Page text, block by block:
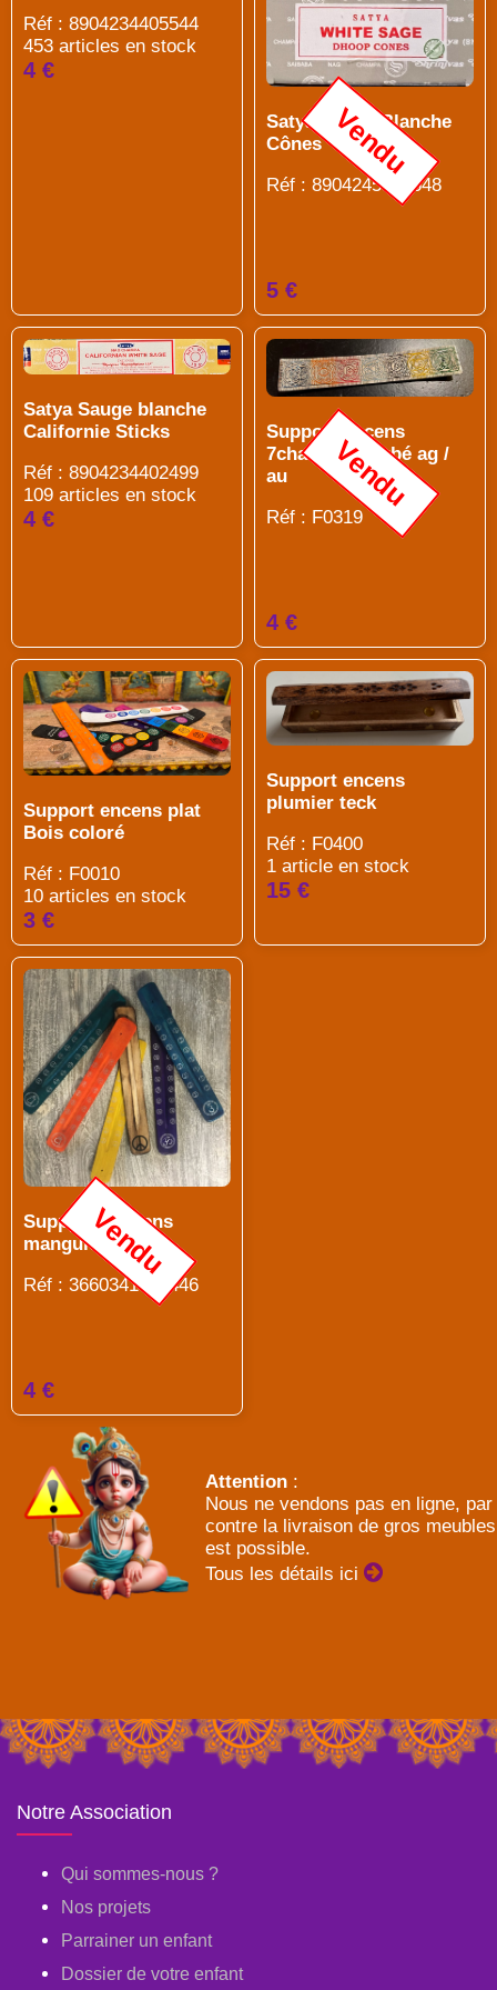
Réf : 8904234405544
453 articles en stock
4 €
Satya Sauge Blanche
Cônes
Réf : 8904245402648
Vendu
5 €
Satya Sauge blanche
Californie Sticks
Réf : 8904234402499
109 articles en stock
4 €
Support encens
7chakras courbé ag /
au
Réf : F0319
Vendu
4 €
Support encens plat
Bois coloré
Réf : F0010
10 articles en stock
3 €
Support encens
plumier teck
Réf : F0400
1 article en stock
15 €
Suppport encens
manguier Ohm
Réf : 3660341696446
Vendu
4 €
Attention :
Nous ne vendons pas en ligne, par
contre la livraison de gros meubles
est possible.
Tous les détails ici
Notre Association
Qui sommes-nous ?
Nos projets
Parrainer un enfant
Dossier de votre enfant